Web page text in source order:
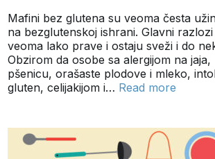
Mafini bez glutena su veoma česta
na bezglutenskoj ishrani. Glavni razlozi
veoma lako prave i ostaju sveži i do
Obzirom da osobe sa alergijom na jaja,
pšenicu, orašaste plodove i mleko,
gluten, celijakijom i… Read more